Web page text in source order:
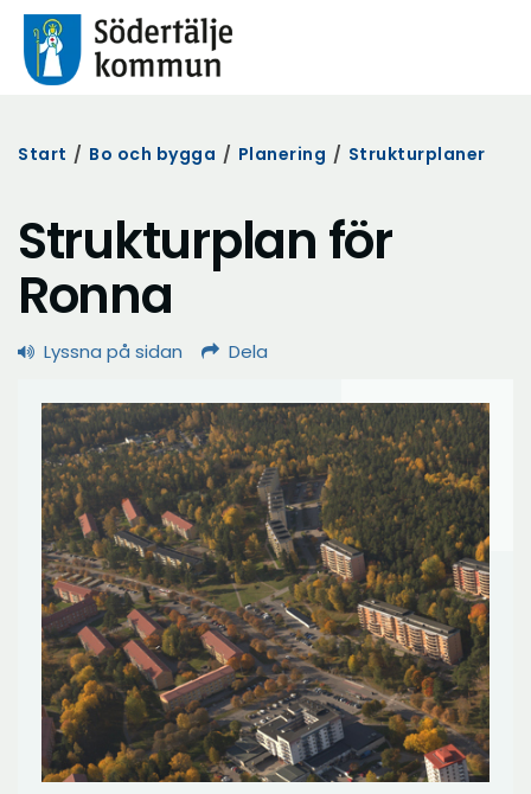
Start / Bo och bygga / Planering / Strukturplaner
Strukturplan för
Ronna
Lyssna på sidan Dela